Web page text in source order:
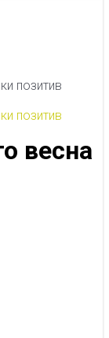
позитив
позитив
весна